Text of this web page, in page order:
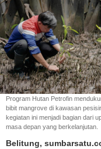
Program Hutan Petrofin
bibit mangrove di kawasan
kegiatan ini menjadi bagian dari
masa depan yang berkelanjutan.
Belitung,